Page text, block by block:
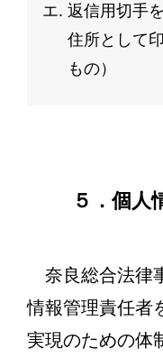
返信用切手
住所として
もの）
５．個人
奈良総合法律
情報管理責任者
実現のための体